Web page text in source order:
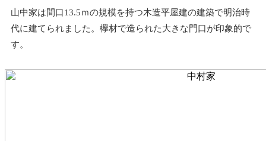
山中家は間口13.5ｍの規模を持つ木造平屋建の建築で明治時
代に建てられました。欅材で造られた大きな門口が印象的で
す。